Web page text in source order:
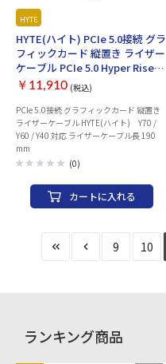
HYTE
HYTE(ハイト) PCIe 5.0接続 グラ
フィックカード 縦置き ライザー
ケーブル PCIe 5.0 Hyper Riser
Cable Pitch Black
￥11,910 (税込)
PCIe 5.0接続 グラフィックカード 縦置き
ライザーケーブル HYTE(ハイト) Y70 /
Y60 / Y40 対応 ライザーケーブル長 190
mm
(0)
カートに入れる
9 10
ランキング商品